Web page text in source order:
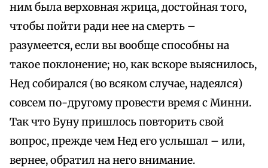
ним была верховная жрица, достойная того,
чтобы пойти ради нее на смерть –
разумеется, если вы вообще способны на
такое поклонение; но, как вскоре выяснилось,
Нед собирался (во всяком случае, надеялся)
совсем по-другому провести время с Минни.
Так что Буну пришлось повторить свой
вопрос, прежде чем Нед его услышал – или,
вернее, обратил на него внимание.